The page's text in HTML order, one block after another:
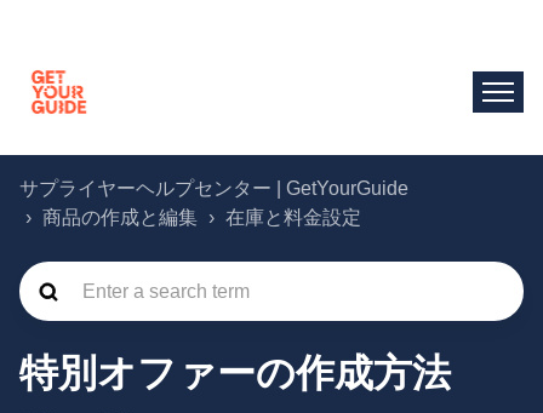
サプライヤーヘルプセンター | GetYourGuide
商品の作成と編集
在庫と料金設定
特別オファーの作成方法